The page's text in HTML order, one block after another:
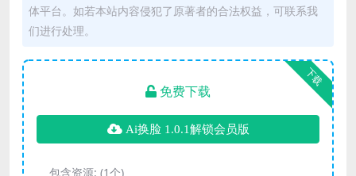
体平台。如若本站内容侵犯了原著者的合法权益，可联系我
们进行处理。
下载
免费下载
Ai换脸 1.0.1解锁会员版
包含资源: (1个)